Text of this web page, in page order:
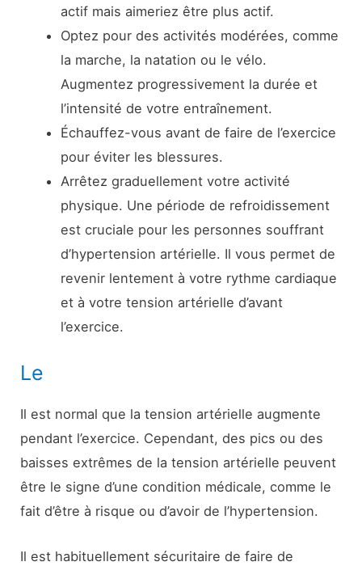
actif mais aimeriez être plus actif.
Optez pour des activités modérées, comme
la marche, la natation ou le vélo.
Augmentez progressivement la durée et
l’intensité de votre entraînement.
Échauffez-vous avant de faire de l’exercice
pour éviter les blessures.
Arrêtez graduellement votre activité
physique. Une période de refroidissement
est cruciale pour les personnes souffrant
d’hypertension artérielle. Il vous permet de
revenir lentement à votre rythme cardiaque
et à votre tension artérielle d’avant
l’exercice.
Le
Il est normal que la tension artérielle augmente
pendant l’exercice. Cependant, des pics ou des
baisses extrêmes de la tension artérielle peuvent
être le signe d’une condition médicale, comme le
fait d’être à risque ou d’avoir de l’hypertension.
Il est habituellement sécuritaire de faire de